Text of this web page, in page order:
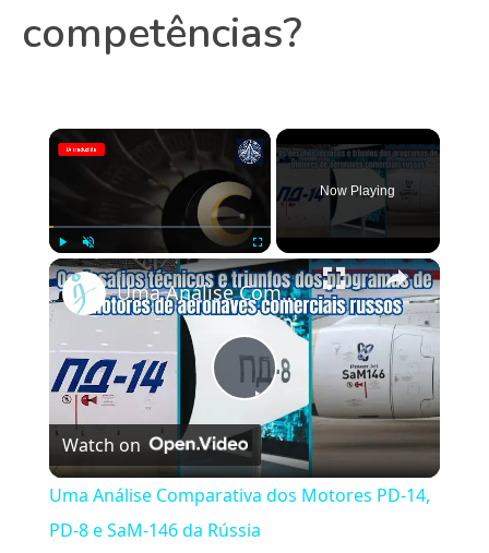
competências?
×
Play Unmute Fullscreen
Now Playing
×
Play
Video
Uma Análise Comparativa dos Motores PD-14, PD-8 e SaM-146 da Rússia
Watch on
Uma Análise Comparativa dos Motores PD-14,
PD-8 e SaM-146 da Rússia